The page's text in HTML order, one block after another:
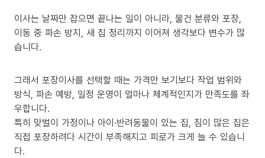
이사는 날짜만 잡으면 끝나는 일이 아니라, 물건 분류와 포장,
이동 중 파손 방지, 새 집 정리까지 이어져 생각보다 변수가 많
습니다.
그래서 포장이사를 선택할 때는 가격만 보기보다 작업 범위와
방식, 파손 예방, 일정 운영이 얼마나 체계적인지가 만족도를 좌
우합니다.
특히 맞벌이 가정이나 아이·반려동물이 있는 집, 짐이 많은 집은
직접 포장하려다 시간이 부족해지고 피로가 크게 늘 수 있습니
다.